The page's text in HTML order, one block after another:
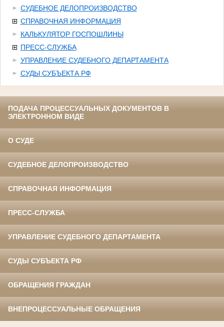
СУДЕБНОЕ ДЕЛОПРОИЗВОДСТВО
СПРАВОЧНАЯ ИНФОРМАЦИЯ
КАЛЬКУЛЯТОР ГОСПОШЛИНЫ
ПРЕСС-СЛУЖБА
УПРАВЛЕНИЕ СУДЕБНОГО ДЕПАРТАМЕНТА
СУДЫ СУБЪЕКТА РФ
ПОДАЧА ПРОЦЕССУАЛЬНЫХ ДОКУМЕНТОВ В
ЭЛЕКТРОННОМ ВИДЕ
О СУДЕ
СУДЕБНОЕ ДЕЛОПРОИЗВОДСТВО
СПРАВОЧНАЯ ИНФОРМАЦИЯ
ПРЕСС-СЛУЖБА
УПРАВЛЕНИЕ СУДЕБНОГО ДЕПАРТАМЕНТА
СУДЫ СУБЪЕКТА РФ
ОБРАЩЕНИЯ ГРАЖДАН
ВНЕПРОЦЕССУАЛЬНЫЕ ОБРАЩЕНИЯ